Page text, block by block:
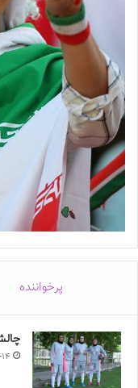
پرخواننده